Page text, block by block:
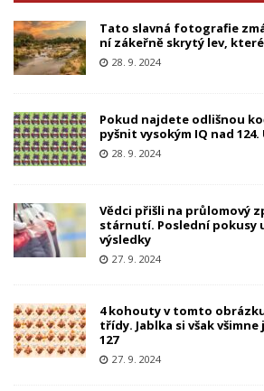
Tato slavná fotografie
ní zákeřně skrytý lev,
28. 9. 2024
Pokud najdete odlišnou
pyšnit vysokým IQ nad
28. 9. 2024
Vědci přišli na průlomový
stárnutí. Poslední pokusy
výsledky
27. 9. 2024
4 kohouty v tomto
třídy. Jablka si však všimne
127
27. 9. 2024